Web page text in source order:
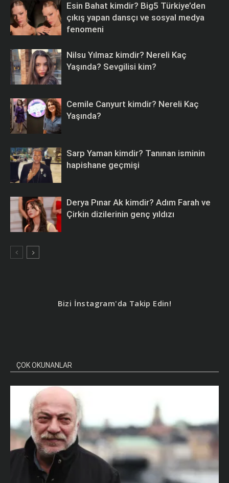
Esin Bahat kimdir? Big5 Türkiye’den
çıkış yapan dansçı ve sosyal medya
fenomeni
Nilsu Yılmaz kimdir? Nereli Kaç
Yaşında? Sevgilisi kim?
Cemile Canyurt kimdir? Nereli Kaç
Yaşında?
Sarp Yaman kimdir? Tanınan isminin
hapishane geçmişi
Derya Pınar Ak kimdir? Adım Farah ve
Çirkin dizilerinin genç yıldızı
Bizi İnstagram'da Takip Edin!
ÇOK OKUNANLAR